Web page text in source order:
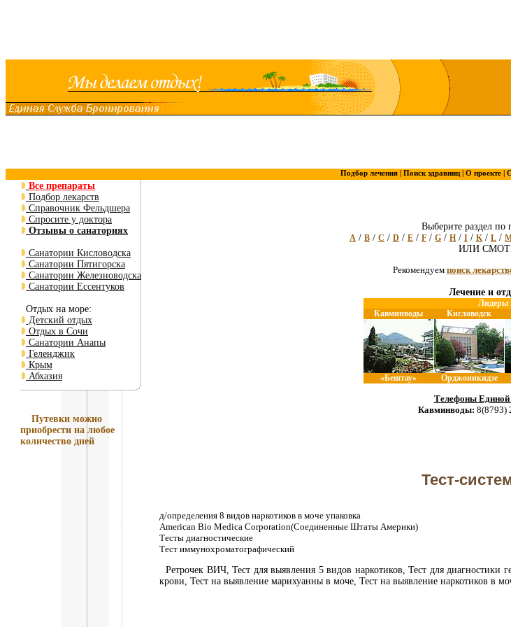
Подбор лечения | Поиск здравниц | О проекте |
Все препараты
Подбор лекарств
Справочник Фельдшера
Спросите у доктора
Отзывы о санаториях
Санатории Кисловодска
Санатории Пятигорска
Санатории Железноводска
Санатории Ессентуков
Отдых на море:
Детский отдых
Отдых в Сочи
Санатории Анапы
Геленджик
Крым
Абхазия
Путевки можно
приобрести на любое
количество дней
Выберите раздел по
A / B / C / D / E / F / G / H / I / K/ L /
ИЛИ
Рекомендуем поиск
Лечение и
Лидеры
Кавминводы
Кисловодск
«Бештау» Орджоникидзе
Телефоны
Кавминводы: 8(8793)
Тест-
д/определения 8 видов наркотиков в моче упаковка
American Bio Medica Corporation(Соединенные Штаты Америки)
Тесты диагностические
Тест иммунохроматографический
Ретрочек ВИЧ, Тест для выявления 5 видов наркотиков, Тест для диагностики
крови, Тест на выявление марихуанны в моче, Тест на выявление наркотиков в